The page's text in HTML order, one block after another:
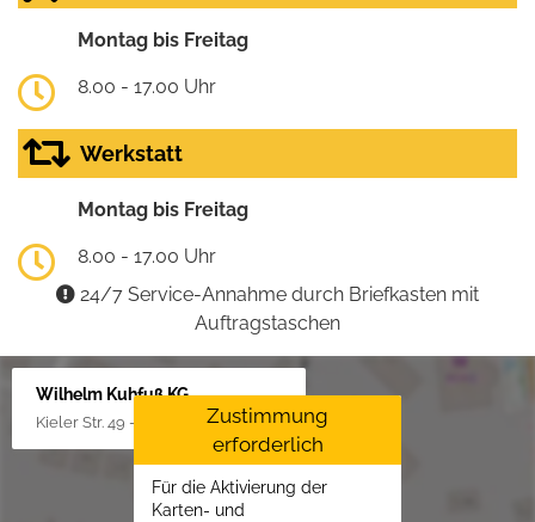
Montag bis Freitag
8.00 - 17.00 Uhr
Werkstatt
Montag bis Freitag
8.00 - 17.00 Uhr
24/7 Service-Annahme durch Briefkasten mit
Auftragstaschen
Wilhelm Kuhfuß KG
Kieler Str. 49 - 51, 25451 Quickborn
Zustimmung
erforderlich
Für die Aktivierung der
Karten- und